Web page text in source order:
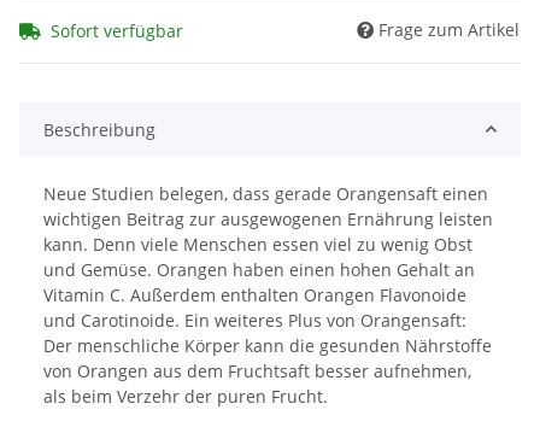
Sofort verfügbar Frage zum Artikel
Beschreibung
Neue Studien belegen, dass gerade Orangensaft einen
wichtigen Beitrag zur ausgewogenen Ernährung leisten
kann. Denn viele Menschen essen viel zu wenig Obst
und Gemüse. Orangen haben einen hohen Gehalt an
Vitamin C. Außerdem enthalten Orangen Flavonoide
und Carotinoide. Ein weiteres Plus von Orangensaft:
Der menschliche Körper kann die gesunden Nährstoffe
von Orangen aus dem Fruchtsaft besser aufnehmen,
als beim Verzehr der puren Frucht.